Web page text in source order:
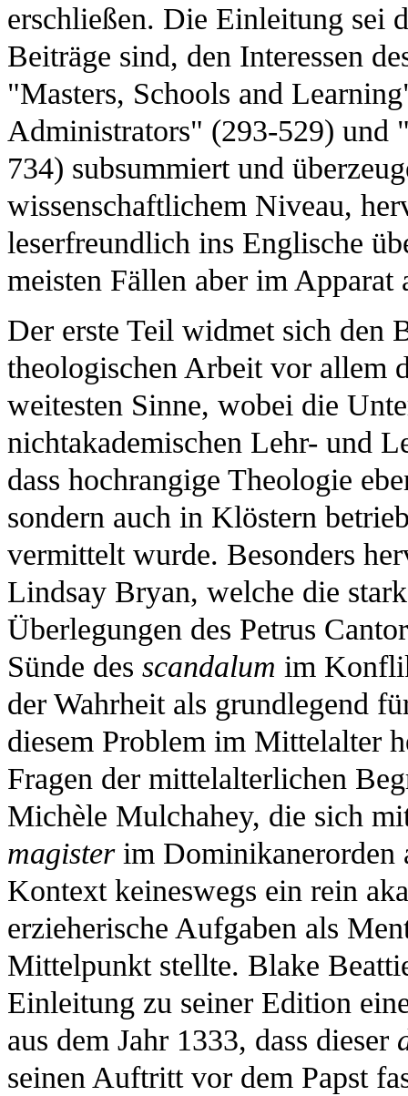
erschließen. Die Einleitung sei
Beiträge sind, den Interessen
"Masters, Schools and
Administrators" (293-529)
734) subsummiert und
wissenschaftlichem Niveau,
leserfreundlich ins Englische
meisten Fällen aber im
Der erste Teil widmet sich den
theologischen Arbeit vor allem
weitesten Sinne, wobei die
nichtakademischen Lehr- und
dass hochrangige Theologie
sondern auch in Klöstern
vermittelt wurde. Besonders
Lindsay Bryan, welche die
Überlegungen des Petrus
Sünde des scandalum im
der Wahrheit als grundlegend
diesem Problem im Mittelalter
Fragen der mittelalterlichen
Michèle Mulchahey, die sich
magisterim Dominikanerorden
Kontext keineswegs ein rein
erzieherische Aufgaben als
Mittelpunkt stellte. Blake
Einleitung zu seiner Edition
aus dem Jahr 1333, dass dieser
seinen Auftritt vor dem Papst